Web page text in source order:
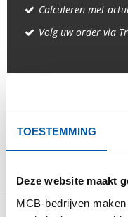
TOESTEMMING
Deze website maakt
MCB-bedrijven
Calculeren met
Volg uw order via
PRODUCT
BRUTO PRIJSLIJST
SPECIFICATIES